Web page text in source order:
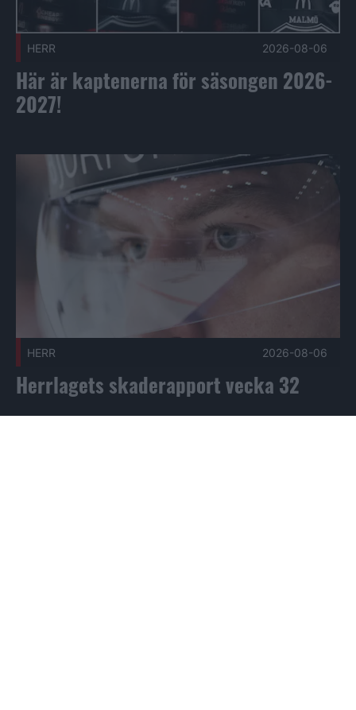
HERR 2026-08-06
Här är kaptenerna för säsongen 2026-
2027!
Herrlagets skaderapport vecka 32 Publicerad 2026-08-06
HERR 2026-08-06
Herrlagets skaderapport vecka 32